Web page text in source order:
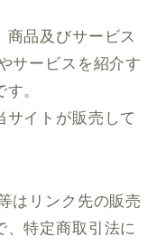
商品及びサービス
サービスを紹介す
。
サイトが販売して
はリンク先の販売
、特定商取引法に